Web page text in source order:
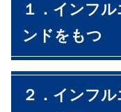
１．インフ
ンドをもつ
２．インフ